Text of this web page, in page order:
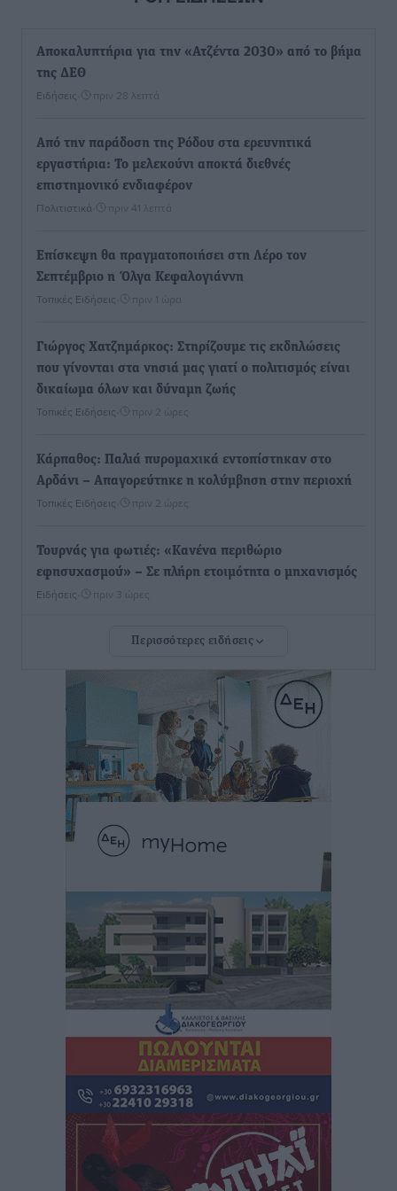
Αποκαλυπτήρια για την «Ατζέντα 2030» από το βήμα
της ΔΕΘ
Ειδήσεις πριν 28 λεπτά
Από την παράδοση της Ρόδου στα ερευνητικά
εργαστήρια: Το μελεκούνι αποκτά διεθνές
επιστημονικό ενδιαφέρον
Πολιτιστικά πριν 41 λεπτά
Επίσκεψη θα πραγματοποιήσει στη Λέρο τον
Σεπτέμβριο η Όλγα Κεφαλογιάννη
Τοπικές Ειδήσεις πριν 1 ώρα
Γιώργος Χατζημάρκος: Στηρίζουμε τις εκδηλώσεις
που γίνονται στα νησιά μας γιατί ο πολιτισμός είναι
δικαίωμα όλων και δύναμη ζωής
Τοπικές Ειδήσεις πριν 2 ώρες
Κάρπαθος: Παλιά πυρομαχικά εντοπίστηκαν στο
Αρδάνι – Απαγορεύτηκε η κολύμβηση στην περιοχή
Τοπικές Ειδήσεις πριν 2 ώρες
Τουρνάς για φωτιές: «Κανένα περιθώριο
εφησυχασμού» – Σε πλήρη ετοιμότητα ο μηχανισμός
Ειδήσεις πριν 3 ώρες
Καιρός: Επιμένουν οι υψηλές θερμοκρασίες – Ισχυρά
Τοπικές Ειδήσεις
Τα φοιτητικά ενοίκια «τινάζουν στον αέρα» τους
οικογενειακούς προϋπολογισμούς
Ειδήσεις• πριν 4 ώρες
Δύο νέοι ξενώνες παραδόθηκαν στις Ένοπλες
Δυνάμεις στη νήσο Ρω
Συνεχίζεται η έξοδος του Αυγούστου – Πάνω από
34.000 αναχωρούν σήμερα μόνο από τον Πειραιά
• πριν 4 ώρες
Μόνιμες θέσεις στους παιδικούς σταθμούς: Οι
προϋποθέσεις, η 24μηνη εμπειρία και οι προθεσμίες
Τοπικές Ειδήσεις• πριν 4 ώρες
Δεύτερη πηγή εισοδήματος για τους επαγγελματίες
ψαράδες ο αλιευτικός τουρισμός
Ειδήσεις πριν 5 ώρες
Περισσότερες ειδήσεις